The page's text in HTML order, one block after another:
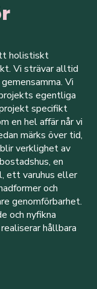
holistiskt
Vi strävar alltid
Vi
egentliga
specifikt
en hel affär når vi
märks över tid,
verklighet av
en
ett varuhus eller
och
genomförbarhet.
och nyfikna
hållbara